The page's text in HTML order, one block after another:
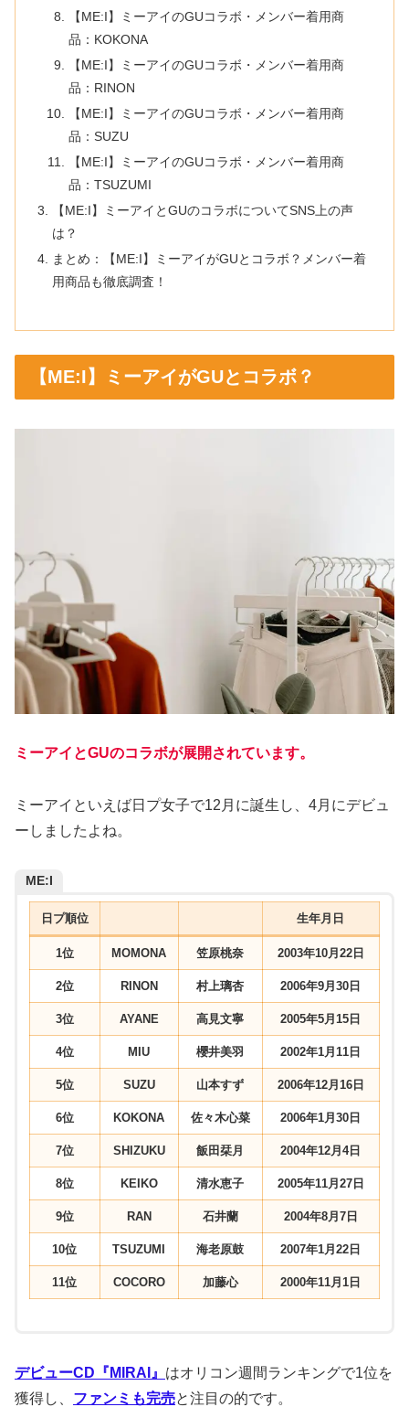
【ME:I】ミーアイのGUコラボ・メンバー着用商
品：KOKONA
【ME:I】ミーアイのGUコラボ・メンバー着用商
品：RINON
【ME:I】ミーアイのGUコラボ・メンバー着用商
品：SUZU
【ME:I】ミーアイのGUコラボ・メンバー着用商
品：TSUZUMI
【ME:I】ミーアイとGUのコラボについてSNS上の声
は？
まとめ：【ME:I】ミーアイがGUとコラボ？メンバー着
用商品も徹底調査！
【ME:I】ミーアイがGUとコラボ？
ミーアイとGUのコラボが展開されています。
ミーアイといえば日プ女子で12月に誕生し、4月にデビュ
ーしましたよね。
ME:I
日プ順位 生年月日
1位 MOMONA 笠原桃奈 2003年10月22日
2位 RINON 村上璃杏 2006年9月30日
3位 AYANE 高見文寧 2005年5月15日
4位 MIU 櫻井美羽 2002年1月11日
5位 SUZU 山本すず 2006年12月16日
6位 KOKONA 佐々木心菜 2006年1月30日
7位 SHIZUKU 飯田栞月 2004年12月4日
8位 KEIKO 清水恵子 2005年11月27日
9位 RAN 石井蘭 2004年8月7日
10位 TSUZUMI 海老原鼓 2007年1月22日
11位 COCORO 加藤心 2000年11月1日
デビューCD『MIRAI』 はオリコン週間ランキングで1位を
獲得し、 ファンミも完売と注目の的です。